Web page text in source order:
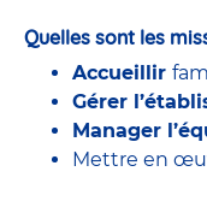
Quelles sont les
Accueillir
Gérer
Manager
Mettre en